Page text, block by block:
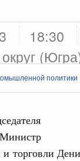
18:30
политики
торговли